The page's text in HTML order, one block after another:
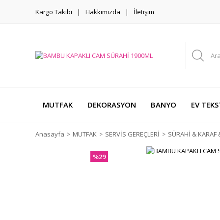
Kargo Takibi Hakkımızda İletişim
MUTFAK DEKORASYON BANYO EV
Anasayfa MUTFAK SERVİS GEREÇLERİ SÜRAHİ & KARAF
%29